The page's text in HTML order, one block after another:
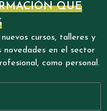
QUE
cursos, talleres y
en el sector
como personal.